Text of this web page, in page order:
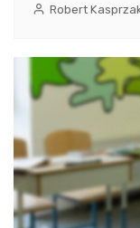
Robert